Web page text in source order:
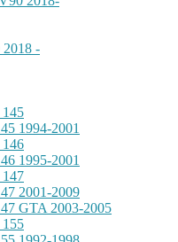
-
1994-2001
1995-2001
2001-2009
GTA 2003-2005